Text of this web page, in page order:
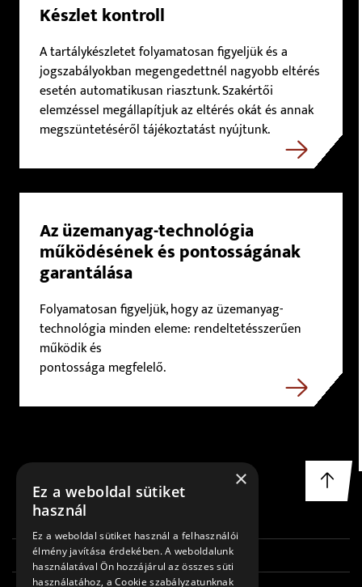
Készlet kontroll
A tartálykészletet folyamatosan figyeljük és a
jogszabályokban megengedettnél nagyobb eltérés
esetén automatikusan riasztunk. Szakértői
elemzéssel megállapítjuk az eltérés okát és annak
megszüntetéséről tájékoztatást nyújtunk.
Az üzemanyag-technológia
működésének és pontosságának
garantálása
Folyamatosan figyeljük, hogy az üzemanyag-
technológia minden eleme: rendeltetésszerűen
működik és
pontossága megfelelő.
RÓLUNK
×
Ez a weboldal sütiket
használ
Ez a weboldal sütiket használ a felhasználói
élmény javítása érdekében. A weboldalunk
használatával Ön hozzájárul az összes süti
használatához, a Cookie szabályzatunknak